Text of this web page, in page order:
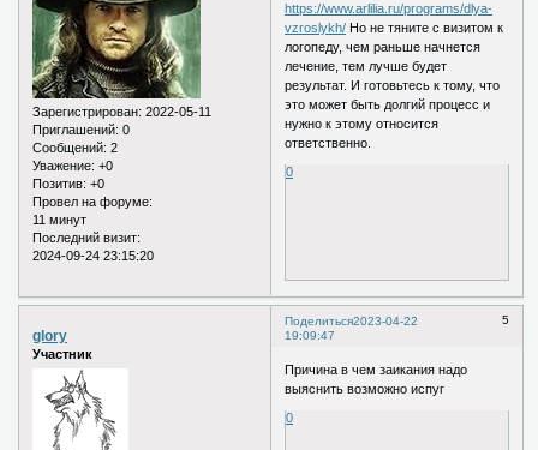
Зарегистрирован: 2022-05-11
Приглашений: 0
Сообщений: 2
Уважение: +0
Позитив: +0
Провел на форуме:
11 минут
Последний визит:
2024-09-24 23:15:20
https://www.arlilia.ru/programs/dlya-
vzroslykh/ Но не тяните с визитом к
логопеду, чем раньше начнется
лечение, тем лучше будет
результат. И готовьтесь к тому, что
это может быть долгий процесс и
нужно к этому относится
ответственно.
0
Поделиться 5
2023-04-22
19:09:47
glory
Участник
Причина в чем заикания надо
выяснить возможно испуг
0